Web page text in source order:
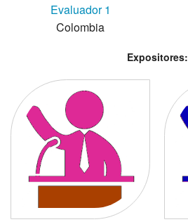
Evaluador 1
Colombia
Expositores: